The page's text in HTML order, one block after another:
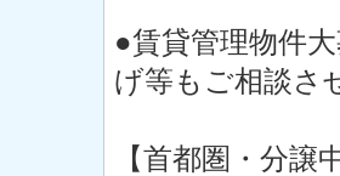
●賃貸管理物件
げ等もご相談さ
【首都圏・分